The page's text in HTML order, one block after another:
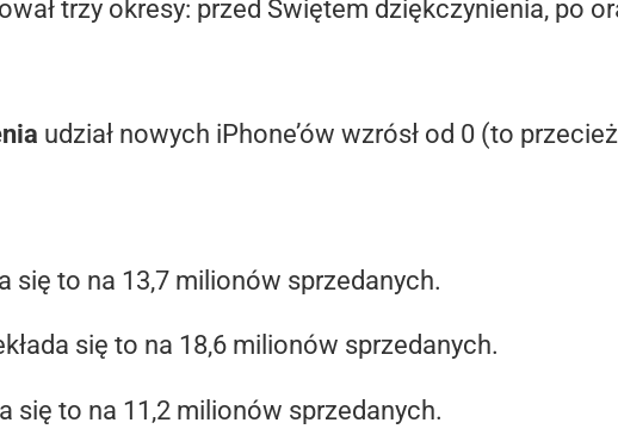
trzy okresy: przed Świętem dziękczynienia, po
udział nowych iPhone’ów wzrósł od 0 (to
się to na 13,7 milionów sprzedanych.
się to na 18,6 milionów sprzedanych.
się to na 11,2 milionów sprzedanych.